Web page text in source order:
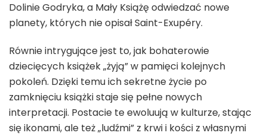
Dolinie Godryka, a Mały Książę odwiedzać nowe
planety, których nie opisał Saint-Exupéry.
Równie intrygujące jest to, jak bohaterowie
dziecięcych książek „żyją” w pamięci kolejnych
pokoleń. Dzięki temu ich sekretne życie po
zamknięciu książki staje się pełne nowych
interpretacji. Postacie te ewoluują w kulturze, stając
się ikonami, ale też „ludźmi” z krwi i kości z własnymi